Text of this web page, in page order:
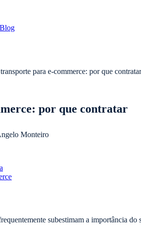
Blog
para e-commerce: por que contratar
por que contratar
Monteiro
subestimam a importância